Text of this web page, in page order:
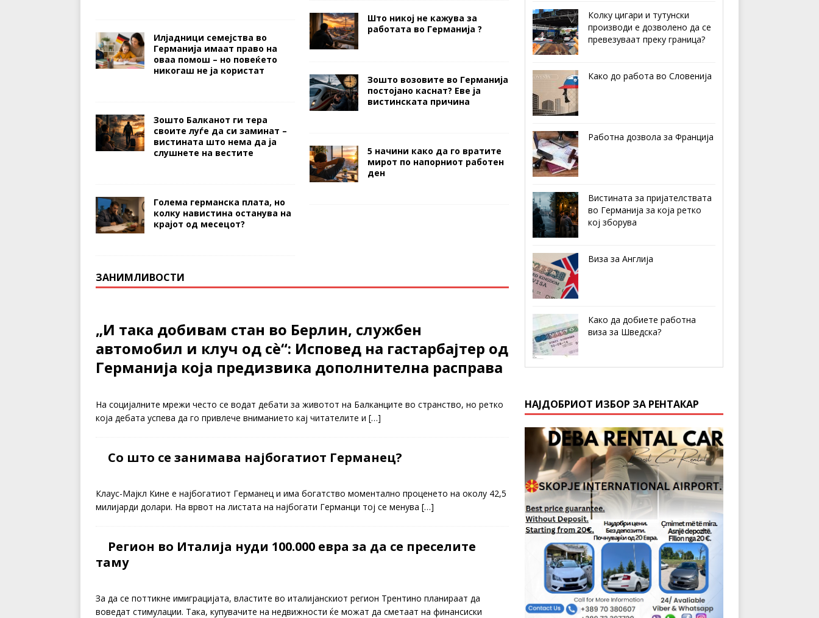
деца. Она што[…]
Илјадници семејства во
Германија имаат право на
оваа помош – но повеќето
никогаш не ја користат
Зошто Балканот ги тера
своите луѓе да си заминат –
вистината што нема да ја
слушнете на вестите
Голема германска плата, но
колку навистина останува на
крајот од месецот?
Што никој не кажува за
работата во Германија ?
Зошто возовите во Германија
постојано каснат? Еве ја
вистинската причина
5 начини како да го вратите
мирот по напорниот работен
ден
ЗАНИМЛИВОСТИ
„И така добивам стан во Берлин, службен
автомобил и клуч од сѐ“: Исповед на гастарбајтер од
Германија која предизвика дополнителна расправа
На социјалните мрежи често се водат дебати за животот на Балканците во странство, но ретко
која дебата успева да го привлече вниманието кај читателите и […]
Со што се занимава најбогатиот Германец?
Клаус-Мајкл Кине е најбогатиот Германец и има богатство моментално проценето на околу 42,5
милијарди долари. На врвот на листата на најбогати Германци тој се менува […]
Регион во Италија нуди 100.000 евра за да се преселите
таму
За да се поттикне имиграцијата, властите во италијанскиот регион Трентино планираат да
воведат стимулации. Така, купувачите на недвижности ќе можат да сметаат на финансиски
Колку цигари и тутунски
производи е дозволено да се
превезуваат преку граница?
Како до работа во Словенија
Работна дозвола за Франција
Вистината за пријателствата
во Германија за која ретко
кој зборува
Виза за Англија
Како да добиете работна
виза за Шведска?
НАЈДОБРИОТ ИЗБОР ЗА РЕНТАКАР